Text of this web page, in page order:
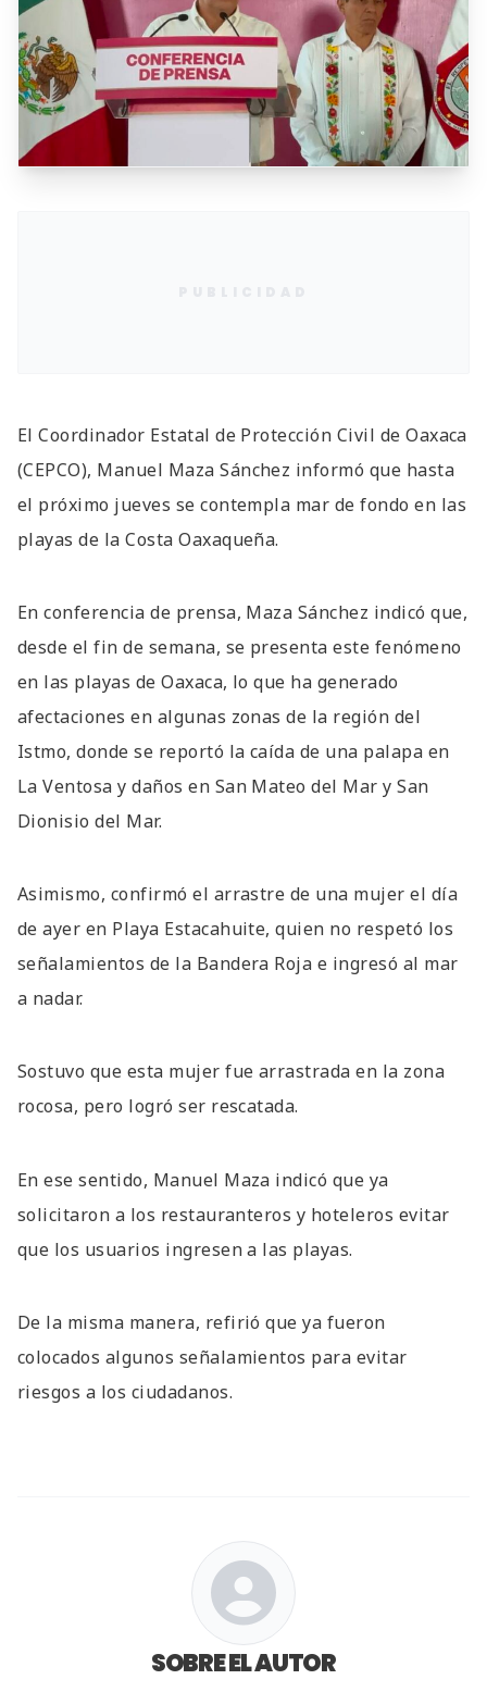
El Coordinador Estatal de Protección Civil de Oaxaca
(CEPCO), Manuel Maza Sánchez informó que hasta
el próximo jueves se contempla mar de fondo en las
playas de la Costa Oaxaqueña.
En conferencia de prensa, Maza Sánchez indicó que,
desde el fin de semana, se presenta este fenómeno
en las playas de Oaxaca, lo que ha generado
afectaciones en algunas zonas de la región del
Istmo, donde se reportó la caída de una palapa en
La Ventosa y daños en San Mateo del Mar y San
Dionisio del Mar.
Asimismo, confirmó el arrastre de una mujer el día
de ayer en Playa Estacahuite, quien no respetó los
señalamientos de la Bandera Roja e ingresó al mar
a nadar.
Sostuvo que esta mujer fue arrastrada en la zona
rocosa, pero logró ser rescatada.
En ese sentido, Manuel Maza indicó que ya
solicitaron a los restauranteros y hoteleros evitar
que los usuarios ingresen a las playas.
De la misma manera, refirió que ya fueron
colocados algunos señalamientos para evitar
riesgos a los ciudadanos.
SOBRE EL AUTOR